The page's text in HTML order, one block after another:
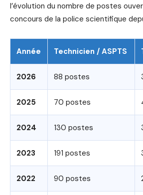
l’évolution du nombre de postes
concours de la police scientifique
Année Technicien / ASPTS
2026 88 postes
2025 70 postes
2024 130 postes
2023 191 postes
2022 90 postes